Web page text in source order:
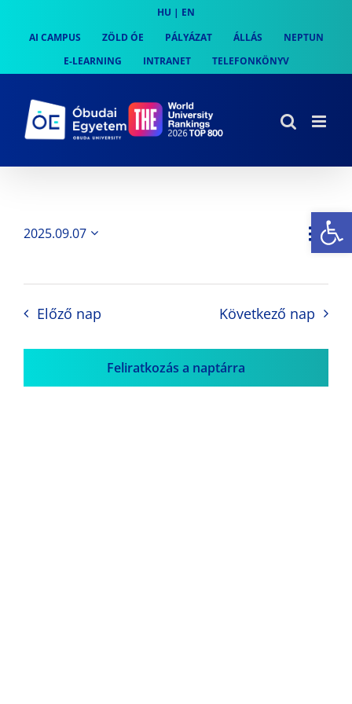
content
HU | EN
AI CAMPUS
ZÖLD ÓE PÁLYÁZAT ÁLLÁS
NEPTUN
E-LEARNING
INTRANET TELEFONKÖNYV
Nap
2025.09.07
Előző nap Következő nap
Feliratkozás a naptárra